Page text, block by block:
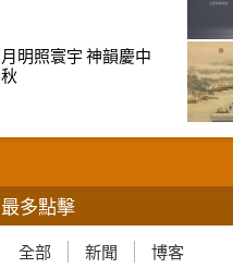
月明照寰宇 神韻慶中
秋
最多點擊
全部 新聞 博客